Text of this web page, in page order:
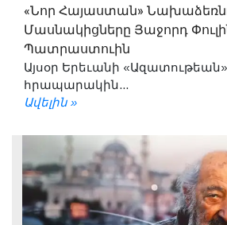
«Նոր Հայաստան»
Մասնակիցները Յաջորդ
Պատրաստուին
Այսօր Երեւանի «Ազատութեան»
հրապարակին...
Ավելին »